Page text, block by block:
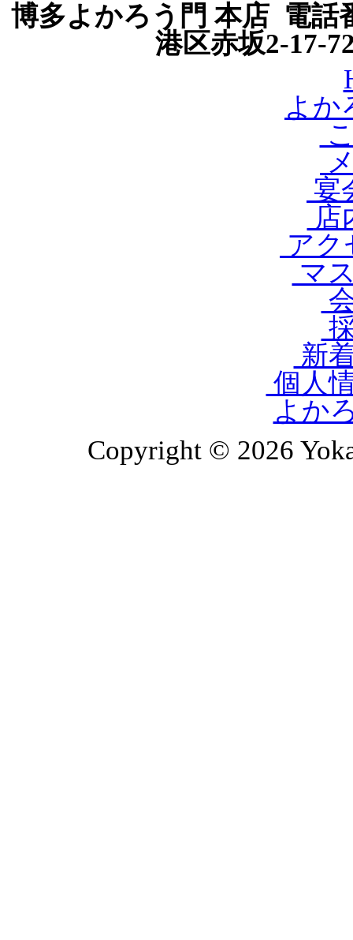
博多よかろう門 本店 電話
港区赤坂2-17-
よか
宴
店
ア
マ
新
個人
よか
Copyright © 2026